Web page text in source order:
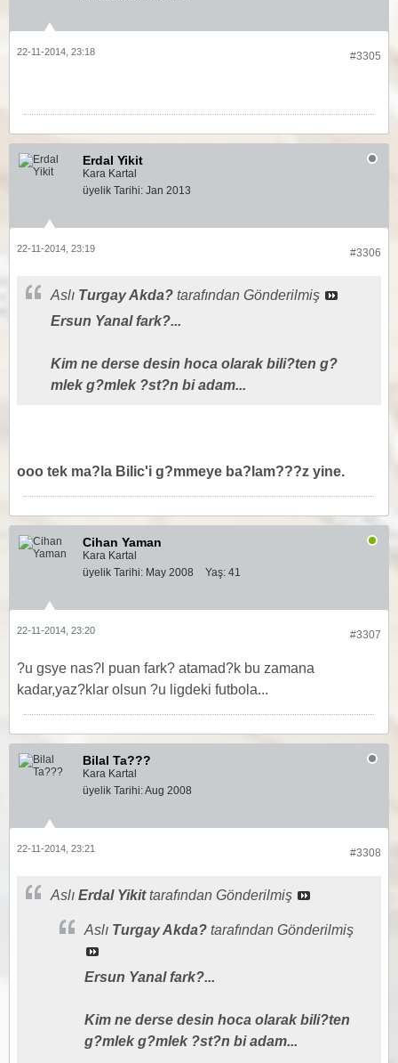
#3305
22-11-2014, 23:18
Erdal Yikit
Kara Kartal
üyelik Tarihi: Jan 2013
#3306
22-11-2014, 23:19
Aslı Turgay Akda? tarafından Gönderilmiş
Ersun Yanal fark?...
Kim ne derse desin hoca olarak bili?ten g?
mlek g?mlek ?st?n bi adam...
ooo tek ma?la Bilic'i g?mmeye ba?lam???z yine.
Cihan Yaman
Kara Kartal
üyelik Tarihi: May 2008 Yaş: 41
#3307
22-11-2014, 23:20
?u gsye nas?l puan fark? atamad?k bu zamana
kadar,yaz?klar olsun ?u ligdeki futbola...
Bilal Ta???
Kara Kartal
üyelik Tarihi:Aug 2008
#3308
22-11-2014, 23:21
Aslı Erdal Yikittarafından Gönderilmiş
Aslı Turgay Akda? tarafından Gönderilmiş
Ersun Yanal fark?...
Kim ne derse desin hoca olarak bili?ten
g?mlek g?mlek ?st?n bi adam...